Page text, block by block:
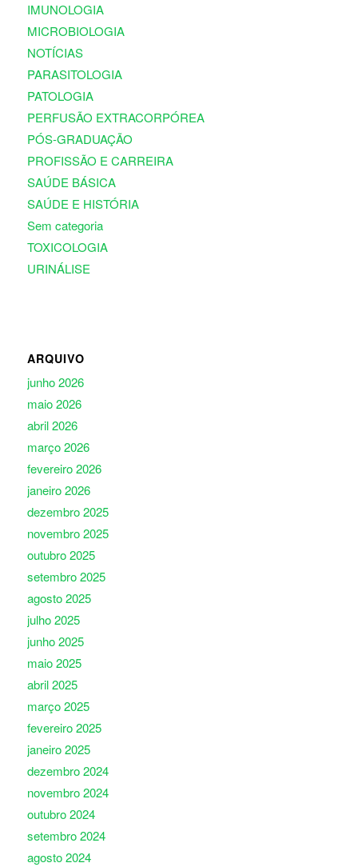
IMUNOLOGIA
MICROBIOLOGIA
NOTÍCIAS
PARASITOLOGIA
PATOLOGIA
PERFUSÃO EXTRACORPÓREA
PÓS-GRADUAÇÃO
PROFISSÃO E CARREIRA
SAÚDE BÁSICA
SAÚDE E HISTÓRIA
Sem categoria
TOXICOLOGIA
URINÁLISE
ARQUIVO
junho 2026
maio 2026
abril 2026
março 2026
fevereiro 2026
janeiro 2026
dezembro 2025
novembro 2025
outubro 2025
setembro 2025
agosto 2025
julho 2025
junho 2025
maio 2025
abril 2025
março 2025
fevereiro 2025
janeiro 2025
dezembro 2024
novembro 2024
outubro 2024
setembro 2024
agosto 2024